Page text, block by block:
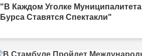
"В Каждом Уголке Муниципалитета
Бурса Ставятся Спектакли"